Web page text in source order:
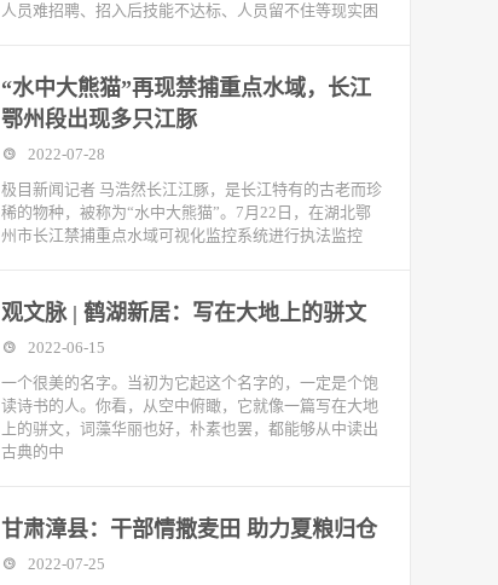
人员难招聘、招入后技能不达标、人员留不住等现实困
“水中大熊猫”再现禁捕重点水域，长江
鄂州段出现多只江豚
2022-07-28
极目新闻记者 马浩然长江江豚，是长江特有的古老而珍
稀的物种，被称为“水中大熊猫”。7月22日，在湖北鄂
州市长江禁捕重点水域可视化监控系统进行执法监控
观文脉 | 鹤湖新居：写在大地上的骈文
2022-06-15
一个很美的名字。当初为它起这个名字的，一定是个饱
读诗书的人。你看，从空中俯瞰，它就像一篇写在大地
上的骈文，词藻华丽也好，朴素也罢，都能够从中读出
古典的中
甘肃漳县：干部情撒麦田 助力夏粮归仓
2022-07-25